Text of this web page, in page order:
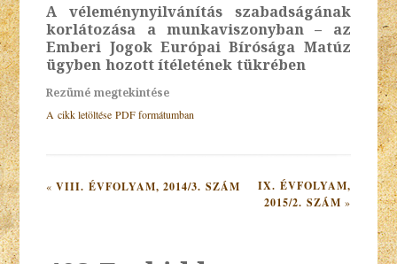
A véleménynyilvánítás szabadságának
korlátozása a munkaviszonyban – az
Emberi Jogok Európai Bírósága Matúz
ügyben hozott ítéletének tükrében
Rezümé megtekintése
A cikk letöltése PDF formátumban
VIII. ÉVFOLYAM, 2014/3. SZÁM
IX. ÉVFOLYAM,
2015/2. SZÁM